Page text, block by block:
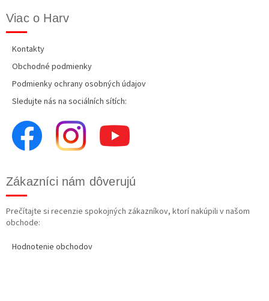
Viac o Harv
Kontakty
Obchodné podmienky
Podmienky ochrany osobných údajov
Sledujte nás na sociálních sítích:
Zákazníci nám dôverujú
Prečítajte si recenzie spokojných zákazníkov, ktorí nakúpili v našom
obchode:
Hodnotenie obchodov